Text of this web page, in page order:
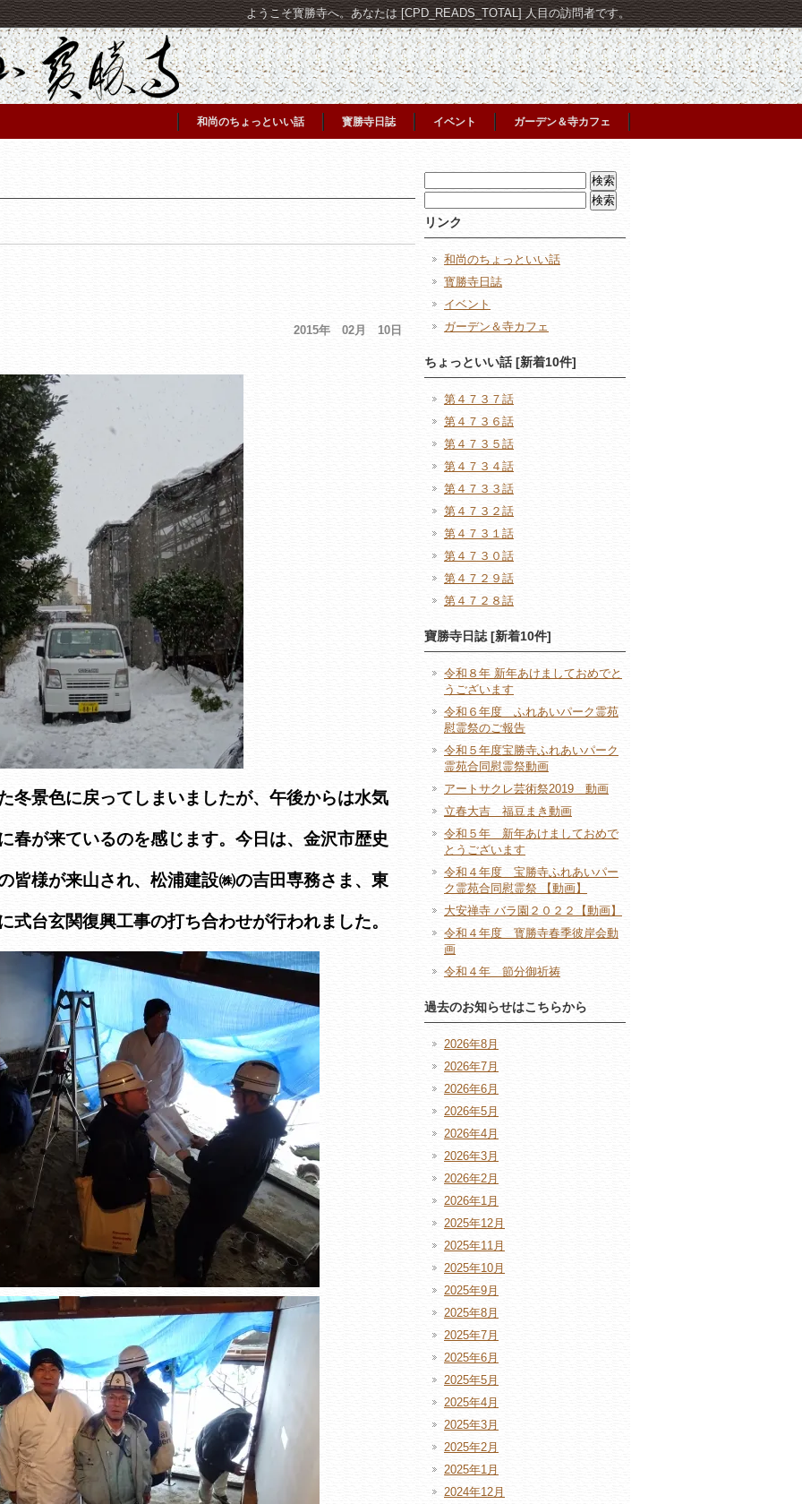
ようこそ寳勝寺へ。あなたは [CPD_READS_TOTAL] 人目の訪問者です。
和尚のちょっといい話 寳勝寺日誌 イベント ガーデン＆寺カフェ
2015年 02月 10日
冬景色に戻ってしまいましたが、午後からは水気
春が来ているのを感じます。今日は、金沢市歴史
皆様が来山され、松浦建設㈱の吉田専務さま、東
式台玄関復興工事の打ち合わせが行われました。
索:
索:
リンク
和尚のちょっといい話
寳勝寺日誌
イベント
ガーデン＆寺カフェ
ちょっといい話 [新着10件]
第４７３７話
第４７３６話
第４７３５話
第４７３４話
第４７３３話
第４７３２話
第４７３１話
第４７３０話
第４７２９話
第４７２８話
寶勝寺日誌 [新着10件]
令和８年 新年あけましておめでと
うございます
令和６年度 ふれあいパーク霊苑
慰霊祭のご報告
令和５年度宝勝寺ふれあいパーク
霊苑合同慰霊祭動画
アートサクレ芸術祭2019 動画
立春大吉 福豆まき動画
令和５年 新年あけましておめで
とうございます
令和４年度 宝勝寺ふれあいパー
ク霊苑合同慰霊祭 【動画】
大安禅寺 バラ園２０２２【動画】
令和４年度 寳勝寺春季彼岸会動
画
令和４年 節分御祈祷
過去のお知らせはこちらから
2026年8月
2026年7月
2026年6月
2026年5月
2026年4月
2026年3月
2026年2月
2026年1月
2025年12月
2025年11月
2025年10月
2025年9月
2025年8月
2025年7月
2025年6月
2025年5月
2025年4月
2025年3月
2025年2月
2025年1月
2024年12月